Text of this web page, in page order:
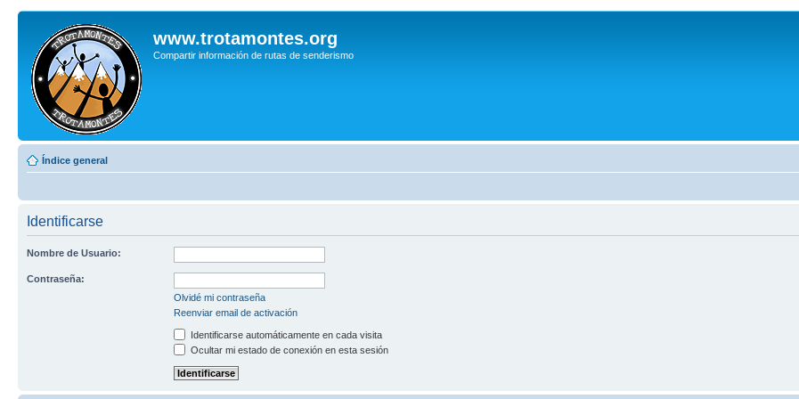
www.trotamontes.org
Compartir información de rutas de senderismo
Índice general
Identificarse
Nombre de Usuario:
Contraseña:
Olvidé mi contraseña
Reenviar email de activación
Identificarse automáticamente en cada visita
Ocultar mi estado de conexión en esta sesión